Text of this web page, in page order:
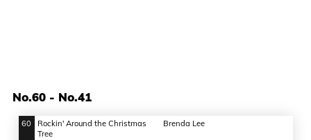
No.60 - No.41
60
Rockin' Around the Christmas
Tree
Brenda Lee